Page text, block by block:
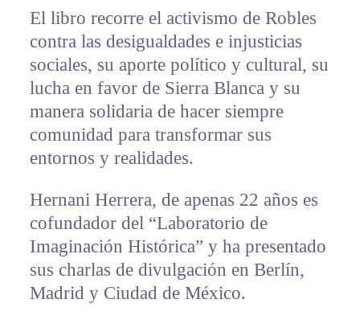
El libro recorre el activismo de Robles
contra las desigualdades e injusticias
sociales, su aporte político y cultural, su
lucha en favor de Sierra Blanca y su
manera solidaria de hacer siempre
comunidad para transformar sus
entornos y realidades.
Hernani Herrera, de apenas 22 años es
cofundador del “Laboratorio de
Imaginación Histórica” y ha presentado
sus charlas de divulgación en Berlín,
Madrid y Ciudad de México.